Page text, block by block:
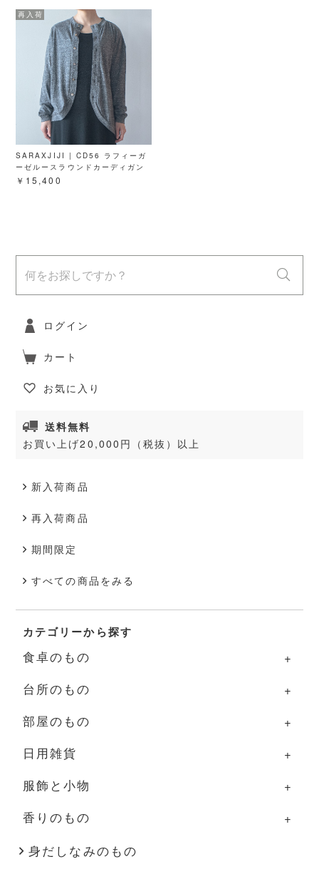
ログイン
カート
お気に入り
送料無料
お買い上げ20,000円（税抜）以上
新入荷商品
再入荷商品
期間限定
すべての商品をみる
カテゴリーから探す
食卓のもの
食卓のものの一覧
器
グラス・カップ
箸・カトラリー
盆・トレー
その他
台所のもの
台所のものの一覧
調理道具
ふきん・タオル
その他
部屋のもの
部屋のものの一覧
照明
家具
花器
日用雑貨
日用雑貨の一覧
掃除道具
布もの・タオル
服飾と小物
服飾と小物の一覧
洋服
香りのもの
香りのものの一覧
身だしなみのもの
SARAXJIJI | CD56 ラフィーガ
ーゼルースラウンドカーディガン
￥15,400